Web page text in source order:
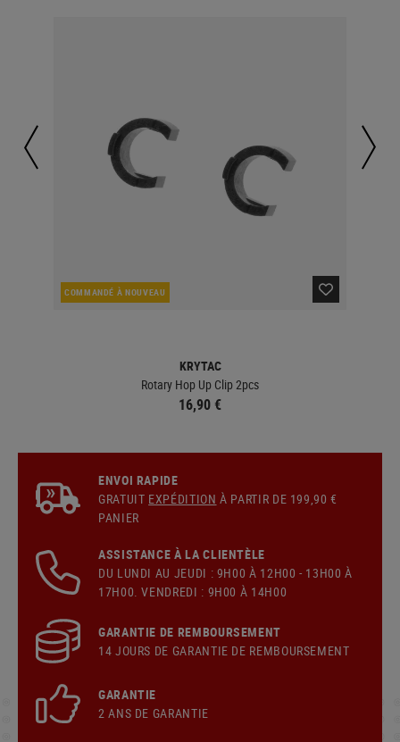
COMMANDÉ À NOUVEAU
KRYTAC
Rotary Hop Up Clip 2pcs
16,90 €
ENVOI RAPIDE
GRATUIT EXPÉDITION À PARTIR DE 199,90 €
PANIER
ASSISTANCE À LA CLIENTÈLE
DU LUNDI AU JEUDI : 9H00 À 12H00 - 13H00 À
17H00. VENDREDI : 9H00 À 14H00
GARANTIE DE REMBOURSEMENT
14 JOURS DE GARANTIE DE REMBOURSEMENT
GARANTIE
2 ANS DE GARANTIE